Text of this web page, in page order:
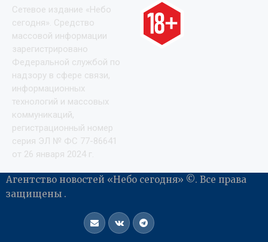
Сетевое издание «Небо
сегодня». Средство
массовой информации
зарегистрировано
Федеральной службой по
надзору в сфере связи,
информационных
технологий и массовых
коммуникаций,
регистрационный номер
серия ЭЛ № ФС 77-86641
от 26 января 2024 г.
Агентство новостей «Небо сегодня» ©. Все права
защищены .